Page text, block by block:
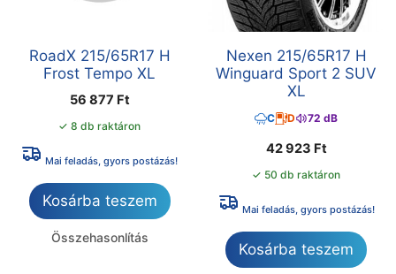
RoadX 215/65R17 H
Frost Tempo XL
56 877 Ft
✓ 8 db raktáron
Mai feladás, gyors postázás!
Kosárba teszem
Összehasonlítás
Nexen 215/65R17 H
Winguard Sport 2 SUV
XL
C D 72 dB
42 923 Ft
✓ 50 db raktáron
Mai feladás, gyors postázás!
Kosárba teszem